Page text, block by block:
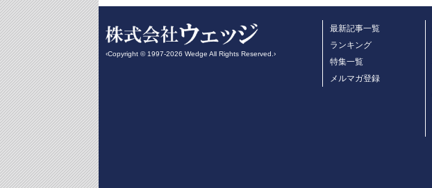
‹Copyright © 1997-2026 Wedge All Rights Reserved.›
最新記事一覧
ランキング
特集一覧
メルマガ登録